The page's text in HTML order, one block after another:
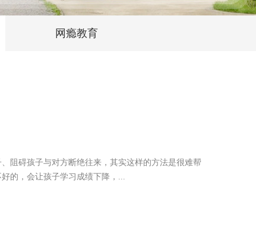
网瘾教育
阻碍孩子与对方断绝往来，其实这样的方法是很难帮
的，会让孩子学习成绩下降，...